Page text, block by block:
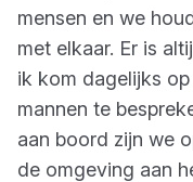
mensen en we
met elkaar. Er is
ik kom dagelijks
mannen te
aan boord zijn we
de omgeving aan